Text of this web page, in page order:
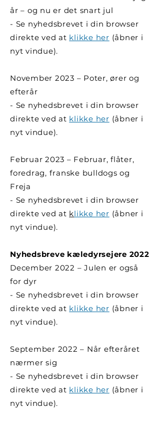
år – og nu er det snart jul
- Se nyhedsbrevet i din browser
direkte ved at klikke her (åbner i
nyt vindue).
November 2023 – Poter, ører og
efterår
- Se nyhedsbrevet i din browser
direkte ved at klikke her (åbner i
nyt vindue).
Februar 2023 – Februar, flåter,
foredrag, franske bulldogs og
Freja
- Se nyhedsbrevet i din browser
direkte ved at klikke her (åbner i
nyt vindue).
Nyhedsbreve kæledyrsejere 2022
December 2022 – Julen er også
for dyr
- Se nyhedsbrevet i din browser
direkte ved at klikke her (åbner i
nyt vindue).
September 2022 – Når efteråret
nærmer sig
- Se nyhedsbrevet i din browser
direkte ved at klikke her (åbner i
nyt vindue).